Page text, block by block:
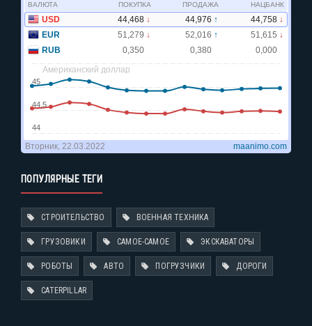
ПОПУЛЯРНЫЕ ТЕГИ
СТРОИТЕЛЬСТВО ВОЕННАЯ ТЕХНИКА
ГРУЗОВИКИ САМОЕ-САМОЕ ЭКСКАВАТОРЫ
РОБОТЫ АВТО ПОГРУЗЧИКИ ДОРОГИ
CATERPILLAR